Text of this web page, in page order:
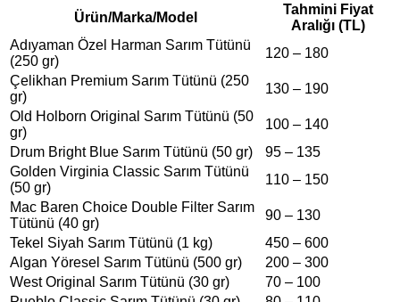
Ürün/Marka/Model
Tahmini Fiyat
Aralığı (TL)
Adıyaman Özel Harman Sarım Tütünü
(250 gr)
120 – 180
Çelikhan Premium Sarım Tütünü (250
gr)
130 – 190
Old Holborn Original Sarım Tütünü (50
gr)
100 – 140
Drum Bright Blue Sarım Tütünü (50 gr)
95 – 135
Golden Virginia Classic Sarım Tütünü
(50 gr)
110 – 150
Mac Baren Choice Double Filter Sarım
Tütünü (40 gr)
90 – 130
Tekel Siyah Sarım Tütünü (1 kg)
450 – 600
Algan Yöresel Sarım Tütünü (500 gr)
200 – 300
West Original Sarım Tütünü (30 gr)
70 – 100